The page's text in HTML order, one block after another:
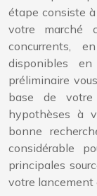
étape consiste
votre marché
concurrents,
disponibles
préliminaire
base de
hypothèses à
bonne
considérable
principales
votre lancement